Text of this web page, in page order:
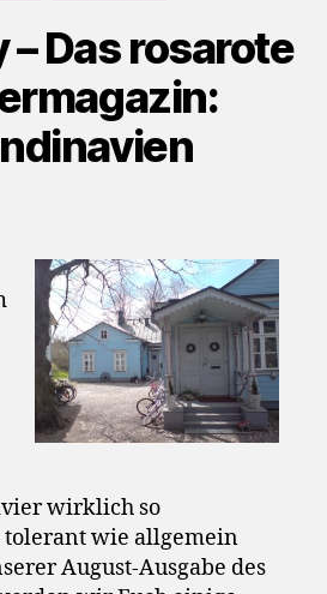
– Das rosarote
wirklich so
wie allgemein
August-Ausgabe des